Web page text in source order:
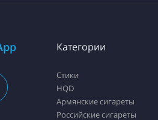
Категории
Стики
HQD
Армянские сигареты
Российские сигареты